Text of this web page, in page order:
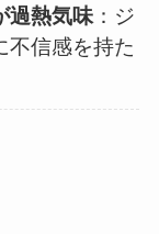
過熱気味 ：ジ
不信感を持た